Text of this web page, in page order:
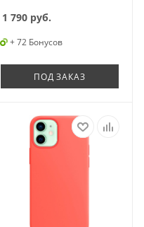
1 790руб.
+ 72 Бонусов
ПОД ЗАКАЗ